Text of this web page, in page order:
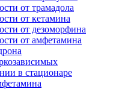
от трамадола
от кетамина
от дезоморфина
от амфетамина
в стационаре